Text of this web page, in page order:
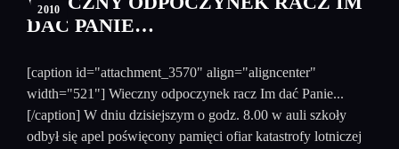
2010
DAĆ PANIE…
[caption id="attachment_3570" align="aligncenter"
width="521"] Wieczny odpoczynek racz Im dać Panie...
[/caption] W dniu dzisiejszym o godz. 8.00 w auli szkoły
odbył się apel poświęcony pamięci ofiar katastrofy lotniczej